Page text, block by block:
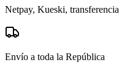
Netpay, Kueski, transferencia
Envío a toda la República